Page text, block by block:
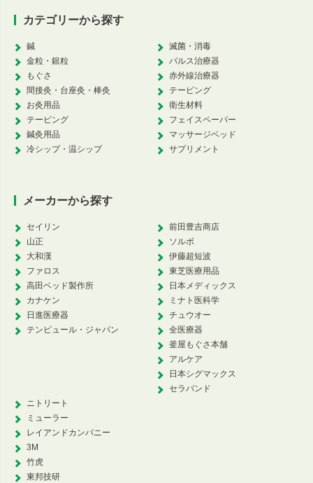
カテゴリーから探す
鍼
金粒・銀粒
もぐさ
間接灸・台座灸・棒灸
お灸用品
テーピング
鍼灸用品
冷シップ・温シップ
滅菌・消毒
パルス治療器
赤外線治療器
テーピング
衛生材料
フェイスペーパー
マッサージベッド
サプリメント
メーカーから探す
セイリン
山正
大和漢
ファロス
高田ベッド製作所
カナケン
日進医療器
テンピュール・ジャパン
前田豊吉商店
ソルボ
伊藤超短波
東芝医療用品
日本メディックス
ミナト医科学
チュウオー
全医療器
釜屋もぐさ本舗
アルケア
日本シグマックス
セラバンド
ニトリート
ミューラー
レイアンドカンパニー
3M
竹虎
東邦技研